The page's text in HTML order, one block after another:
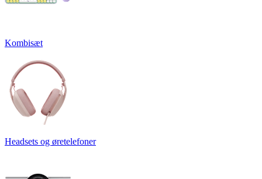
Kombisæt
Headsets og øretelefoner